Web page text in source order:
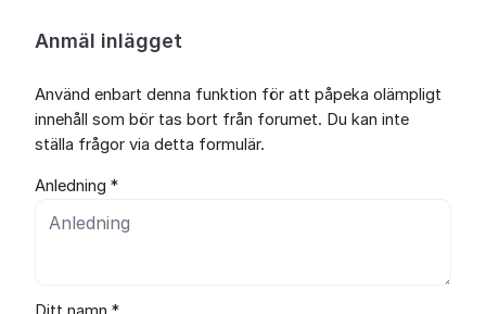
Anmäl inlägget
Använd enbart denna funktion för att påpeka olämpligt
innehåll som bör tas bort från forumet. Du kan inte
ställa frågor via detta formulär.
Anledning *